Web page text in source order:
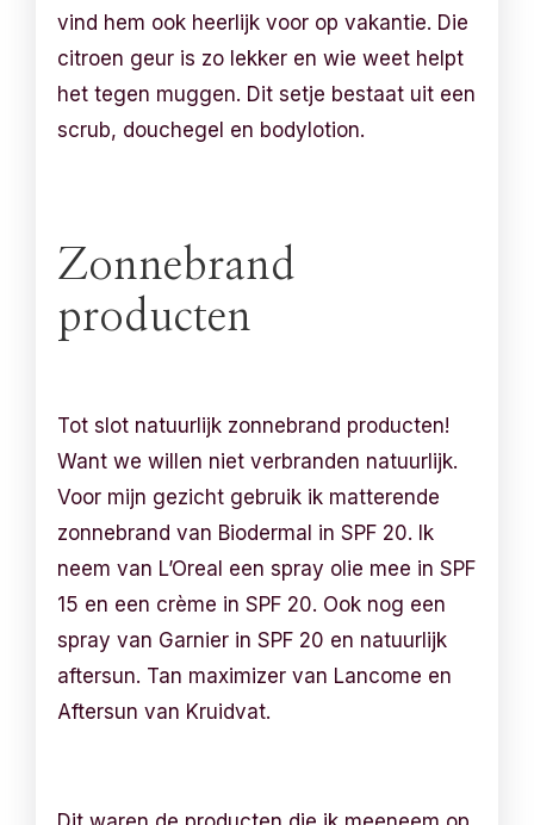
vind hem ook heerlijk voor op vakantie. Die
citroen geur is zo lekker en wie weet helpt
het tegen muggen. Dit setje bestaat uit een
scrub, douchegel en bodylotion.
Zonnebrand
producten
Tot slot natuurlijk zonnebrand producten!
Want we willen niet verbranden natuurlijk.
Voor mijn gezicht gebruik ik matterende
zonnebrand van Biodermal in SPF 20. Ik
neem van L’Oreal een spray olie mee in SPF
15 en een crème in SPF 20. Ook nog een
spray van Garnier in SPF 20 en natuurlijk
aftersun. Tan maximizer van Lancome en
Aftersun van Kruidvat.